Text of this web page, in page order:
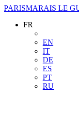
PARISMARAIS LE
FR
EN
IT
DE
ES
PT
RU